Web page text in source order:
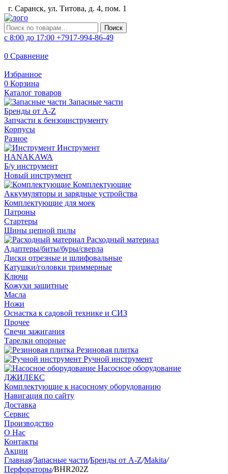
г. Саранск, ул. Титова, д. 4, пом. 1
Искать: Поиск
с 8:00 до 17:00 +7917-994-86-49
0 Сравнение
Избранное
0 Корзина
Каталог товаров
Запасные части
Бренды от A-Z
Запчасти к бензоинструменту
Корпусы
Разное
Инструмент
HANAKAWA
Б/у инструмент
Новый инструмент
Комплектующие
Аккумуляторы и зарядные устройства
Комплектующие для моек
Патроны
Стартеры
Шины цепной пилы
Расходный материал
Адаптеры/биты/буры/сверла
Диски отрезные и шлифовальные
Катушки/головки триммерные
Ключи
Кожухи защитные
Масла
Ножи
Оснастка к садовой технике и СИЗ
Прочее
Свечи зажигания
Тарелки опорные
Резиновая плитка
Ручной инструмент
Насосное оборудование
ДЖИЛЕКС
Комплектующие к насосному оборудованию
Навигация по сайту
Доставка
Сервис
Производство
О Нас
Контакты
Акции
Главная/Запасные части/Бренды от A-Z/Makita/
Перфораторы/BHR202Z